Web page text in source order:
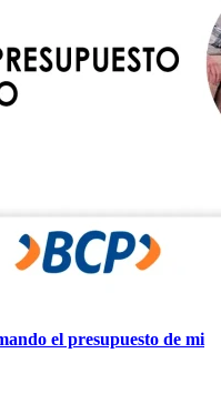
el presupuesto de mi